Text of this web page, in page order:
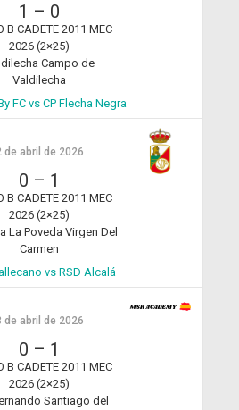
1 – 0
B CADETE 2011 MEC
2026 (2×25)
Campo de
Valdilecha
FC vs CP Flecha Negra
de abril de 2026
0 – 1
B CADETE 2011 MEC
2026 (2×25)
La Poveda Virgen Del
Carmen
vs RSD Alcalá
de abril de 2026
0 – 1
B CADETE 2011 MEC
2026 (2×25)
Santiago del